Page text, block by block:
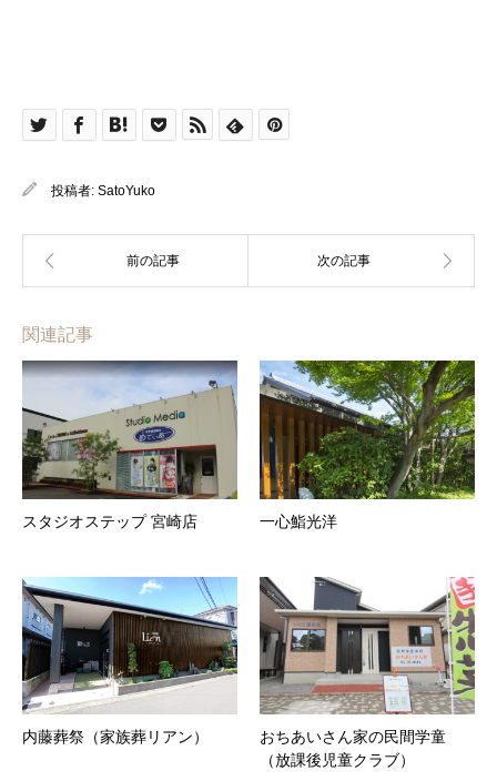
投稿者: SatoYuko
関連記事
スタジオステップ 宮崎店 一心鮨光洋
内藤葬祭（家族葬リアン）
おちあいさん家の民間学童
（放課後児童クラブ）